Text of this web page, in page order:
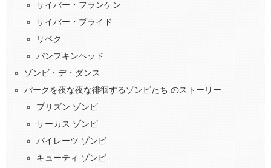
サイバー・フランケン
サイバー・ブライド
リベク
パンプキンヘッド
ゾンビ・デ・ダンス
パークを夜な夜な徘徊するゾンビたち のストーリー
プリズン ゾンビ
サーカス ゾンビ
パイレーツ ゾンビ
キューティ ゾンビ